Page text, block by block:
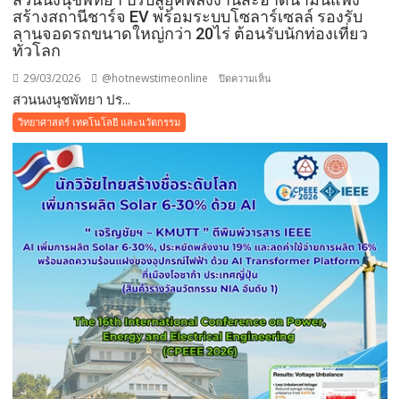
ใหม่
ต่อย
ไบ
ดีเซล
ผู้นำ
เศรษฐกิจ
เขียว
สร้างสถานีชาร์จ EV พร้อมระบบโซลาร์เซลล์ รองรับ
ลานจอดรถขนาดใหญ่กว่า 20ไร่ ต้อนรับนักท่องเที่ยว
ทั่วโลก
29/03/2026 @hotnewstimeonline ปิดความเห็น
ปรับ
ยุค
สะอาด
น้ำมัน
สร้าง
ชาร์จ
พร้อม
ระบบ
สวนนงนุชพัทยา ปร...
วิทยาศาสตร์ เทคโนโลยี และนวัตกรรม